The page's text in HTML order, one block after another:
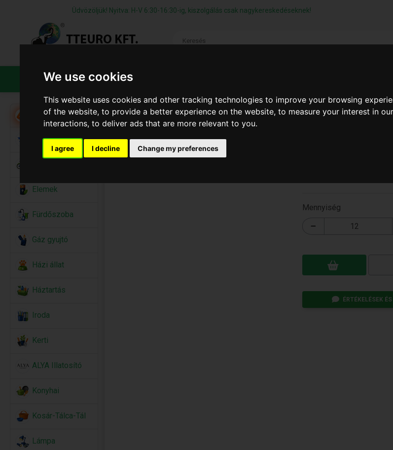
We use cookies
This website uses cookies and other tracking technologies to improve your browsing
of the website,to provide a better experience on the website,to measure your interest in
interactions,to deliver ads that are more relevant to you.
I agree I decline Change my preferences
Üdvözöljük! Nyitva: H-V 6:30-16:30-ig, kiszolgálás csak nagykereskedéseknek!
TERMÉKEK
Akció
Alkalmi Kellékek
Elemek
Fürdőszoba
Gáz gyujtó
Házi állat
Háztartás
Iroda
Kerti
ALYA Illatosító
Konyhai
Kosár-Tálca-Tál
Lámpa
Mennyiség
ÉRTÉKELÉSEK